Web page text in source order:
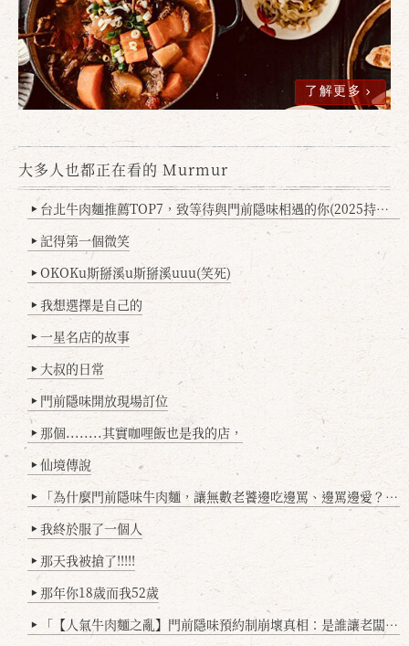
了解更多
大多人也都正在看的 Murmur
▶ 台北牛肉麵推薦TOP7，致等待與門前隱味相遇的你(2025持續更新
▶ 記得第一個微笑
▶ OKOKu斯掰溪u斯掰溪uuu(笑死)
▶ 我想選擇是自己的
▶ 一星名店的故事
▶ 大叔的日常
▶ 門前隱味開放現場訂位
▶ 那個........其實咖哩飯也是我的店，
▶ 仙境傳說
▶ 「為什麼門前隱味牛肉麵，讓無數老饕邊吃邊罵、邊罵邊愛？小辣雞揭密！」
▶ 我終於服了一個人
▶ 那天我被搶了!!!!!
▶ 那年你18歲而我52歲
▶ 「【人氣牛肉麵之亂】門前隱味預約制崩壞真相：是誰讓老闆心灰意冷？」
確定